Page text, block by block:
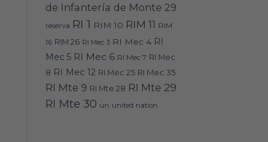
de Infantería de Monte 29
reserva RI 1 RIM 10 RIM 11 RIM
16 RIM 26 RI Mec 3 RI Mec 4 RI
Mec 5 RI Mec 6 RI Mec 7 RI Mec
8 RI Mec 12 RI Mec 25 RI Mec 35
RI Mte 9 RI Mte 28 RI Mte 29
RI Mte 30 un united nation